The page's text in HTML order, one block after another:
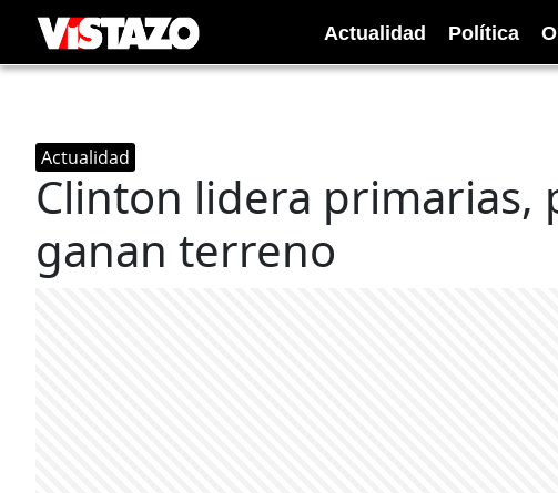
Actualidad Política
Actualidad
Clinton lidera primarias,
ganan terreno